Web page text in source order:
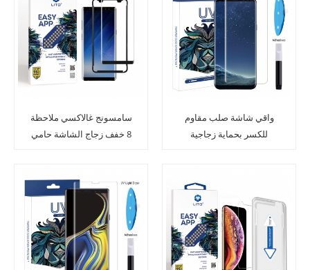
سامسونج غالاكسي ملاحظة
8 خفف زجاج الشاشة حامي
واقي شاشة صلب مقاوم
للكسر بحماية زجاجية